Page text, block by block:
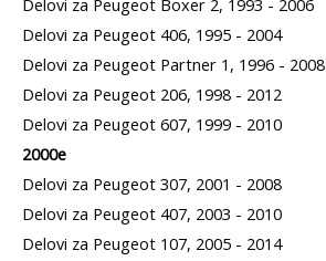
Delovi za Peugeot Boxer 2, 1993 - 2006
Delovi za Peugeot 406, 1995 - 2004
Delovi za Peugeot Partner 1, 1996 - 2008
Delovi za Peugeot 206, 1998 - 2012
Delovi za Peugeot 607, 1999 - 2010
2000e
Delovi za Peugeot 307, 2001 - 2008
Delovi za Peugeot 407, 2003 - 2010
Delovi za Peugeot 107, 2005 - 2014